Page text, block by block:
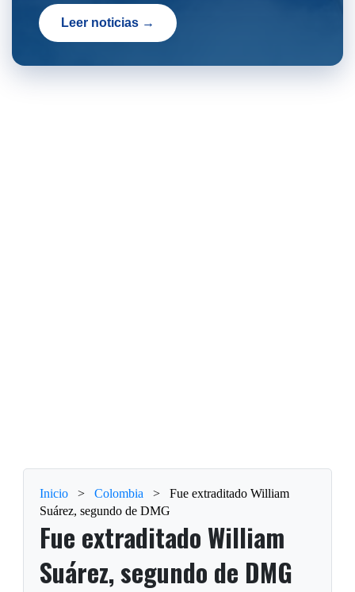
Leer noticias →
Inicio > Colombia >
Fue extraditado William
Suárez, segundo de DMG
Fue extraditado William
Suárez, segundo de DMG